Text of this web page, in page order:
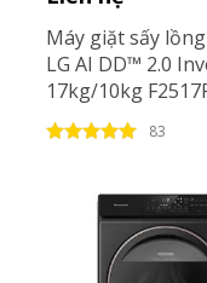
Máy giặt sấy
LG AI DD™ 2.0
17kg/10kg
83